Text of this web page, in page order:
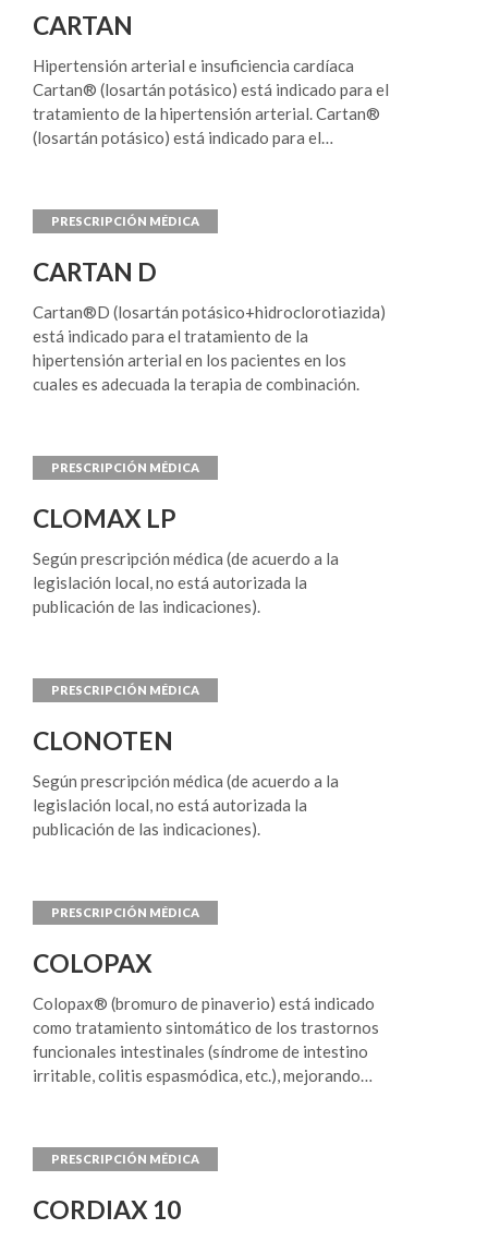
CARTAN
Hipertensión arterial e insuficiencia cardíaca
Cartan® (losartán potásico) está indicado para el
tratamiento de la hipertensión arterial. Cartan®
(losartán potásico) está indicado para el
apropiado. No es recomendado realizar el
intercambio de tratamiento a Cartan® (losartán
cardiaca que se estabilizan con inhibidores de la
ECA. Reducción del riesgo de morbilidad y
mortalidad cardiovascular en pacientes
hipertensos con hipertrofia ventricular izquierda.
Cartan® (losartán potásico) está indicado para
accidente cerebrovascular, infarto de miocardio
ventricular izquierda (véase raza). Protección
la presencia de proteinuria Cartan® (losartán
potásico) está indicado para disminuir la
progresión de la enfermedad renal demostrada
insuficiencia renal terminal (necesidad de diálisis
proteinuria.
CARTAN D
Cartan®D (losartán potásico+hidroclorotiazida)
está indicado para el tratamiento de la
hipertensión arterial en los pacientes en los
cuales es adecuada la terapia de combinación.
CLOMAX LP
Según prescripción médica (de acuerdo a la
legislación local, no está autorizada la
publicación de las indicaciones).
CLONOTEN
Según prescripción médica (de acuerdo a la
legislación local, no está autorizada la
publicación de las indicaciones).
COLOPAX
Colopax® (bromuro de pinaverio) está indicado
como tratamiento sintomático de los trastornos
funcionales intestinales (síndrome de intestino
irritable, colitis espasmódica, etc.), mejorando
alternancia de las mismas. Colopax® (bromuro de
pinaverio) por vía oral también es eficaz para
disfunción de la vía biliar. Colopax® (bromuro de
CORDIAX 10